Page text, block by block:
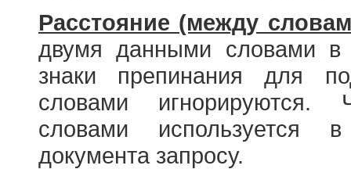
Расстояние (между
двумя данными словами в
знаки препинания для
словами игнорируются.
словами используется в
документа запросу.